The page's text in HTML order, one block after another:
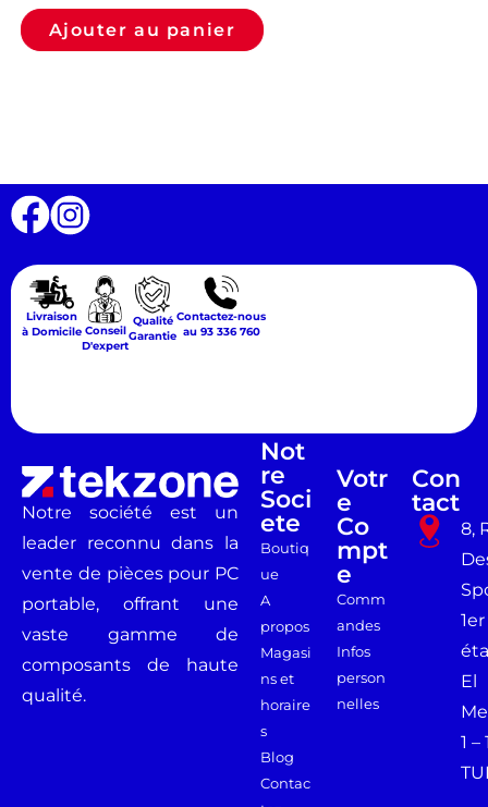
Ajouter au panier
Livraison
à Domicile Conseil
D'expert
Qualité
Garantie
Contactez-nous
au 93 336 760
Notre société est un
leader reconnu dans la
vente de pièces pour PC
portable, offrant une
vaste gamme de
composants de haute
qualité.
Not
Re
Soci
Ete
Boutiq
ue
A
propos
Magasi
ns et
horaire
s
Blog
Contac
Votr
E
Co
Mpt
E
Comm
andes
Infos
person
nelles
Con
Tact
8,
1er
El
1 –